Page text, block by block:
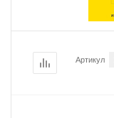
Артикул